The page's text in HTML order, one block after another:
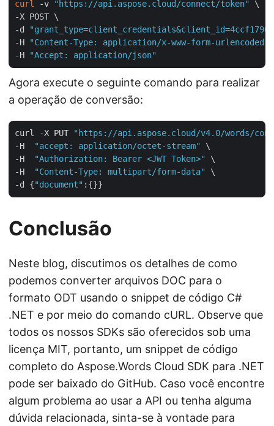
curl -v "https://api.aspose.cloud/connect/token"
\
-X POST \
-d
"grant_type=client_credentials&client_id=4ccf1790-
-H
"Content-Type: application/x-www-form-urlencoded"
-H
"Accept: application/json"
Agora execute o seguinte comando para realizar
a operação de conversão:
curl -X PUT
"https://api.aspose.cloud/v4.0/words/
-H
"accept: application/octet-stream"
\
-H
"Authorization: Bearer <JWT Token>"
\
-H
"Content-Type: multipart/form-data"
\
-d {"document"
Conclusão
Neste blog, discutimos os detalhes de como
podemos converter arquivos DOC para o
formato ODT usando o snippet de código C#
.NET e por meio do comando cURL. Observe que
todos os nossos SDKs são oferecidos sob uma
licença MIT, portanto, um snippet de código
completo do Aspose.Words Cloud SDK para .NET
pode ser baixado do GitHub. Caso você encontre
algum problema ao usar a API ou tenha alguma
dúvida relacionada, sinta-se à vontade para